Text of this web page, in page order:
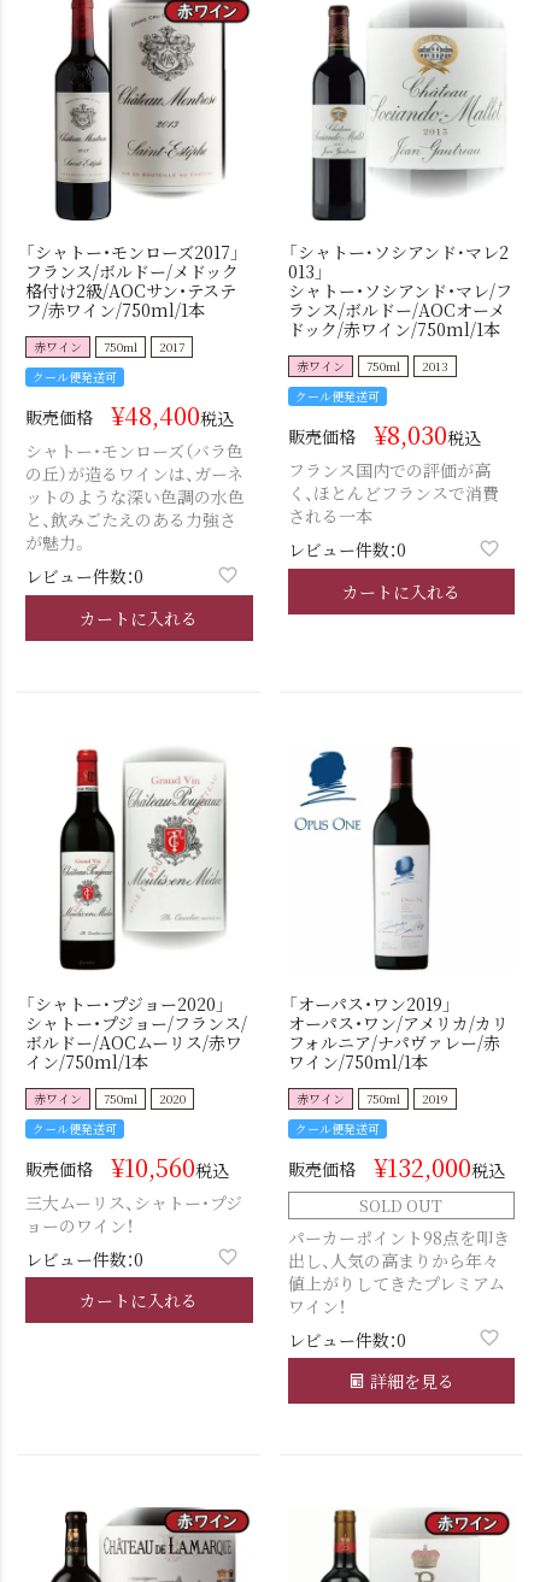
「シャトー・モンローズ2017」
フランス/ボルドー/メドック
格付け2級/AOCサン・テステ
フ/赤ワイン/750ml/1本
赤ワイン 750ml
2017
クール便発送可
販売価格 ¥48,400税込
シャトー・モンローズ（バラ色
の丘）が造るワインは、ガーネ
ットのような深い色調の水色
と、飲みごたえのある力強さ
が魅力。
レビュー件数：0
カートに入れる
「シャトー･ソシアンド･マレ2
013」
シャトー・ソシアンド・マレ/フ
ランス/ボルドー/AOCオーメ
ドック/赤ワイン/750ml/1本
赤ワイン 750ml
2013
クール便発送可
販売価格 ¥8,030税込
フランス国内での評価が高
く、ほとんどフランスで消費
される一本
レビュー件数：0
カートに入れる
「シャトー･プジョー2020」
シャトー・プジョー/フランス/
ボルドー/AOCムーリス/赤ワ
イン/750ml/1本
赤ワイン 750ml
2020
クール便発送可
販売価格 ¥10,560税込
三大ムーリス、シャトー・プジ
ョーのワイン！
レビュー件数：0
カートに入れる
「オーパス・ワン2019」
オーパス・ワン/アメリカ/カリ
フォルニア/ナパヴァレー/赤
ワイン/750ml/1本
赤ワイン 750ml
2019
クール便発送可
販売価格 ¥132,000税込
SOLD OUT
パーカーポイント98点を叩き
出し、人気の高まりから年々
値上がりしてきたプレミアム
ワイン！
レビュー件数：0
詳細を見る